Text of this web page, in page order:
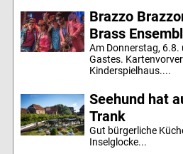
Brazzo
Brass
Am Donnerstag, 6.8.
Gastes.
Kinderspielhaus....
Seehund hat
Trank
Gut bürgerliche
Inselglocke...